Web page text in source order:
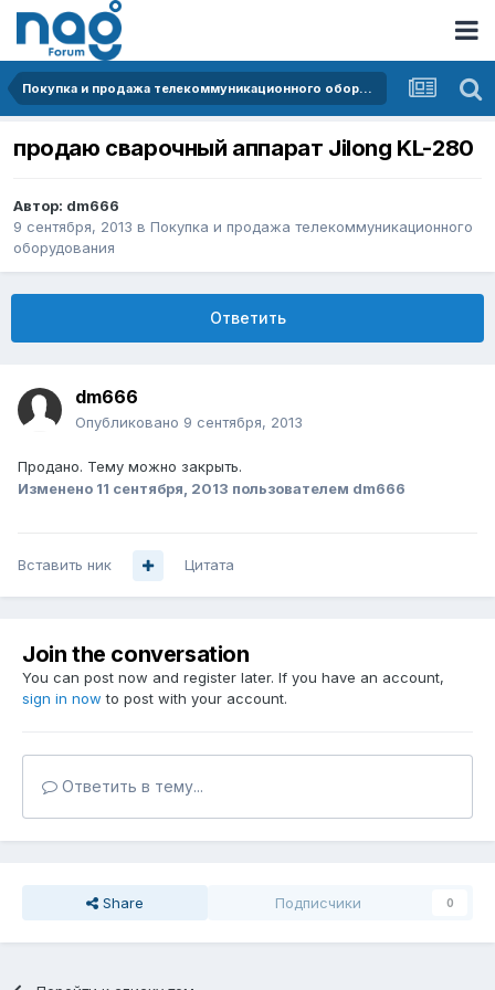
Покупка и продажа телекоммуникационного оборудования
продаю сварочный аппарат Jilong KL-280
Автор: dm666
9 сентября, 2013 в Покупка и продажа телекоммуникационного
оборудования
Ответить
dm666
Опубликовано 9 сентября, 2013
Продано. Тему можно закрыть.
Изменено 11 сентября, 2013 пользователем dm666
Вставить ник Цитата
Join the conversation
You can post now and register later. If you have an account,
sign in now to post with your account.
Ответить в тему...
Share Подписчики 0